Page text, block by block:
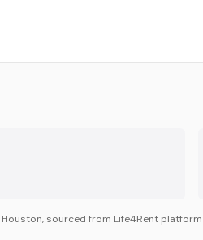
Houston, sourced from Life4Rent